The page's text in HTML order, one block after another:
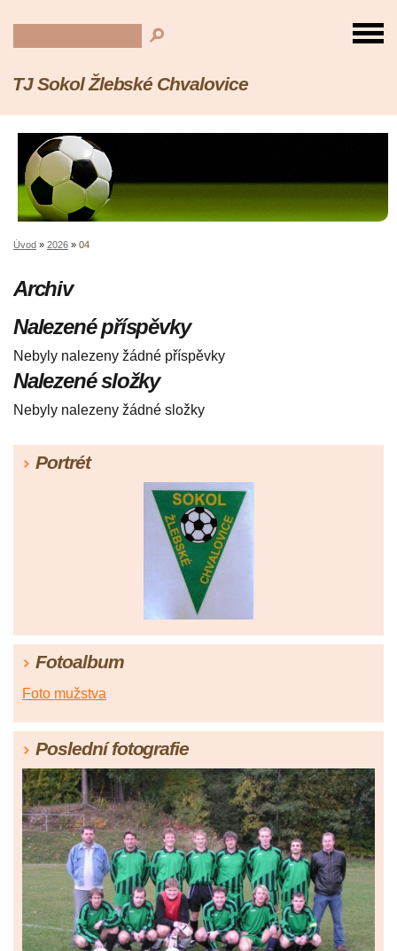
TJ Sokol Žlebské Chvalovice
Úvod » 2026 » 04
Archiv
Nalezené příspěvky
Nebyly nalezeny žádné příspěvky
Nalezené složky
Nebyly nalezeny žádné složky
Portrét
Fotoalbum
Foto mužstva
Poslední fotografie